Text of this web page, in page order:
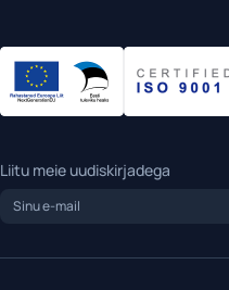
Liitu meie uudiskirjadega
Sinu